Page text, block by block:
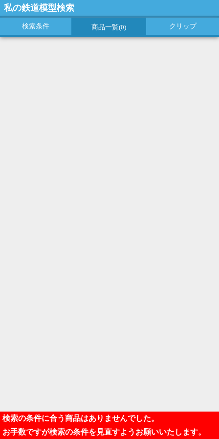
私の鉄道模型検索
検索条件 商品一覧(0) クリップ
検索の条件に合う商品はありませんでした。
お手数ですが検索の条件を見直すようお願いいたします。